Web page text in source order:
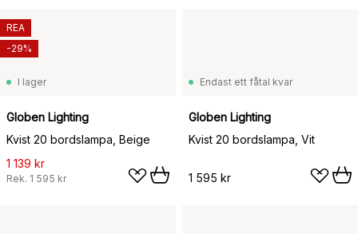
I lager
Globen Lighting
Kvist 20 bordslampa, Beige
1 139 kr
Rek. 1 595 kr
REA
-29%
Endast ett fåtal kvar
Globen Lighting
Kvist 20 bordslampa, Vit
1 595 kr